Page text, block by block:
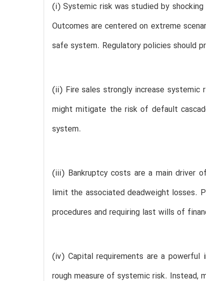
(i) Systemic risk was studied by
Outcomes are centered on extreme
safe system. Regulatory policies should
(ii) Fire sales strongly increase systemic
might mitigate the risk of default
system.
(iii) Bankruptcy costs are a main driver
limit the associated deadweight losses.
procedures and requiring last wills of
(iv) Capital requirements are a powerful
rough measure of systemic risk. Instead,